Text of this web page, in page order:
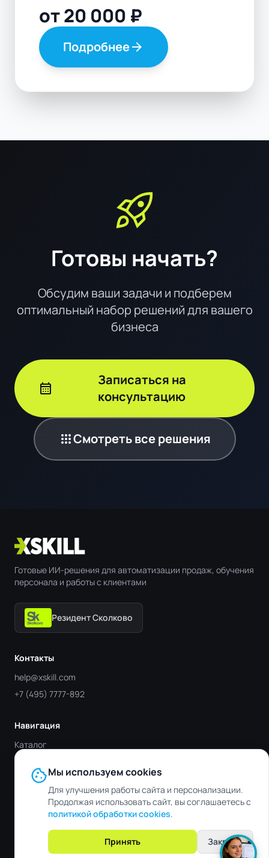
от 20 000 ₽
Подробнееarrow_forward
rocket_launch
Готовы начать?
Обсудим ваши задачи и подберем
оптимальный набор решений для вашего
бизнеса
calendar_month
Записаться на
консультацию
appsСмотреть все решения
Готовые ИИ-решения для автоматизации продаж, обучения
персонала и работы с клиентами
Резидент Сколково
Контакты
help@xskill.com
+7 (495) 7777-892
Навигация
Каталог
Отрасли
Блог
Контакты
© 2019 - 2026 XSKILL. Все права защищены.
Политика конфиденциальности
Публичная оферта
cookieМы используем cookies
Для улучшения работы сайта и персонализации.
Продолжая использовать сайт, вы соглашаетесь с
политикой обработки cookies.
Принять Закрыть